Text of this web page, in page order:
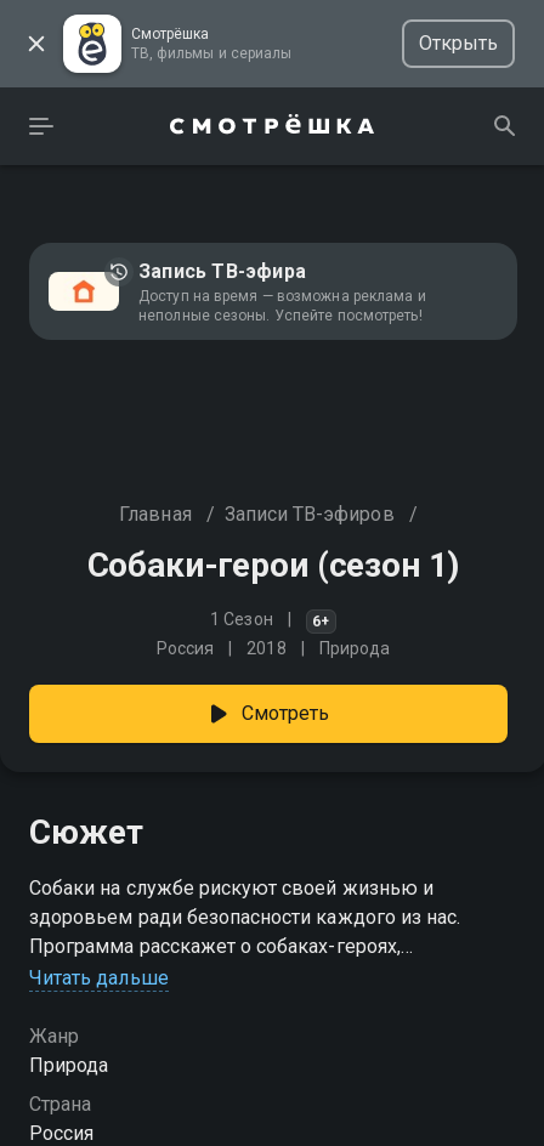
Смотрёшка
ТВ, фильмы и сериалы
Открыть
Запись ТВ-эфира
Доступ на время — возможна реклама и
неполные сезоны. Успейте посмотреть!
Главная / Записи ТВ-эфиров /
Собаки-герои (сезон 1)
1 Сезон 6+
Россия 2018 Природа
Смотреть
Сюжет
Собаки на службе рискуют своей жизнью и
здоровьем ради безопасности каждого из нас.
Программа расскажет о собаках-героях,
совершивших подвиг по спасению людей от
катаклизмов и несчастных случаев
Посмотреть онлайн 1 сезон сериала Собаки-герои
вы можете совершенно бесплатно в хорошем HD
Читать дальше
Жанр
Природа
Страна
Россия